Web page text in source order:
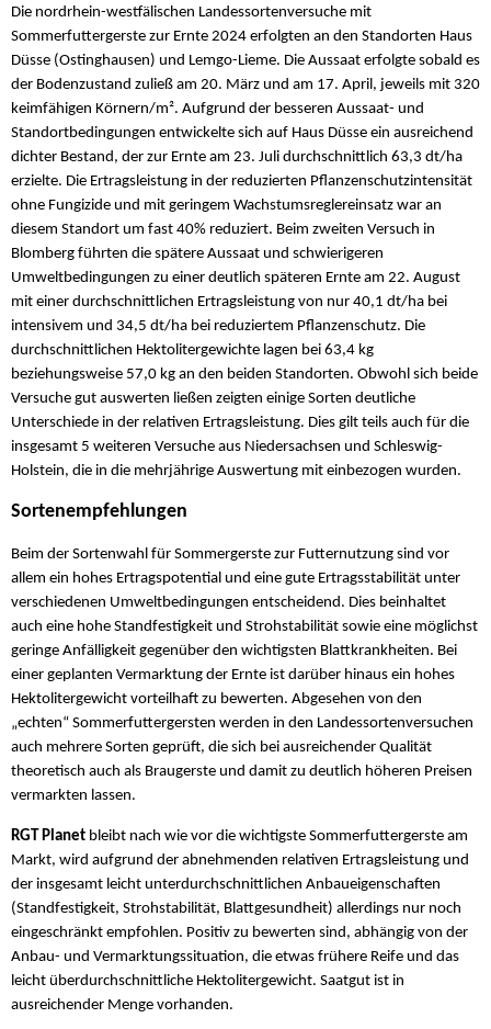
Die nordrhein-westfälischen Landessortenversuche mit
Sommerfuttergerste zur Ernte 2024 erfolgten an den Standorten Haus
Düsse (Ostinghausen) und Lemgo-Lieme. Die Aussaat erfolgte sobald es
der Bodenzustand zuließ am 20. März und am 17. April, jeweils mit 320
keimfähigen Körnern/m². Aufgrund der besseren Aussaat- und
Standortbedingungen entwickelte sich auf Haus Düsse ein ausreichend
dichter Bestand, der zur Ernte am 23. Juli durchschnittlich 63,3 dt/ha
erzielte. Die Ertragsleistung in der reduzierten Pflanzenschutzintensität
ohne Fungizide und mit geringem Wachstumsreglereinsatz war an
diesem Standort um fast 40% reduziert. Beim zweiten Versuch in
Blomberg führten die spätere Aussaat und schwierigeren
Umweltbedingungen zu einer deutlich späteren Ernte am 22. August
mit einer durchschnittlichen Ertragsleistung von nur 40,1 dt/ha bei
intensivem und 34,5 dt/ha bei reduziertem Pflanzenschutz. Die
durchschnittlichen Hektolitergewichte lagen bei 63,4 kg
beziehungsweise 57,0 kg an den beiden Standorten. Obwohl sich beide
Versuche gut auswerten ließen zeigten einige Sorten deutliche
Unterschiede in der relativen Ertragsleistung. Dies gilt teils auch für die
insgesamt 5 weiteren Versuche aus Niedersachsen und Schleswig-
Holstein, die in die mehrjährige Auswertung mit einbezogen wurden.
Sortenempfehlungen
Beim der Sortenwahl für Sommergerste zur Futternutzung sind vor
allem ein hohes Ertragspotential und eine gute Ertragsstabilität unter
verschiedenen Umweltbedingungen entscheidend. Dies beinhaltet
auch eine hohe Standfestigkeit und Strohstabilität sowie eine möglichst
geringe Anfälligkeit gegenüber den wichtigsten Blattkrankheiten. Bei
einer geplanten Vermarktung der Ernte ist darüber hinaus ein hohes
Hektolitergewicht vorteilhaft zu bewerten. Abgesehen von den
„echten“ Sommerfuttergersten werden in den Landessortenversuchen
auch mehrere Sorten geprüft, die sich bei ausreichender Qualität
theoretisch auch als Braugerste und damit zu deutlich höheren Preisen
vermarkten lassen.
RGT Planet bleibt nach wie vor die wichtigste Sommerfuttergerste am
Markt, wird aufgrund der abnehmenden relativen Ertragsleistung und
der insgesamt leicht unterdurchschnittlichen Anbaueigenschaften
(Standfestigkeit, Strohstabilität, Blattgesundheit) allerdings nur noch
eingeschränkt empfohlen. Positiv zu bewerten sind, abhängig von der
Anbau- und Vermarktungssituation, die etwas frühere Reife und das
leicht überdurchschnittliche Hektolitergewicht. Saatgut ist in
ausreichender Menge vorhanden.